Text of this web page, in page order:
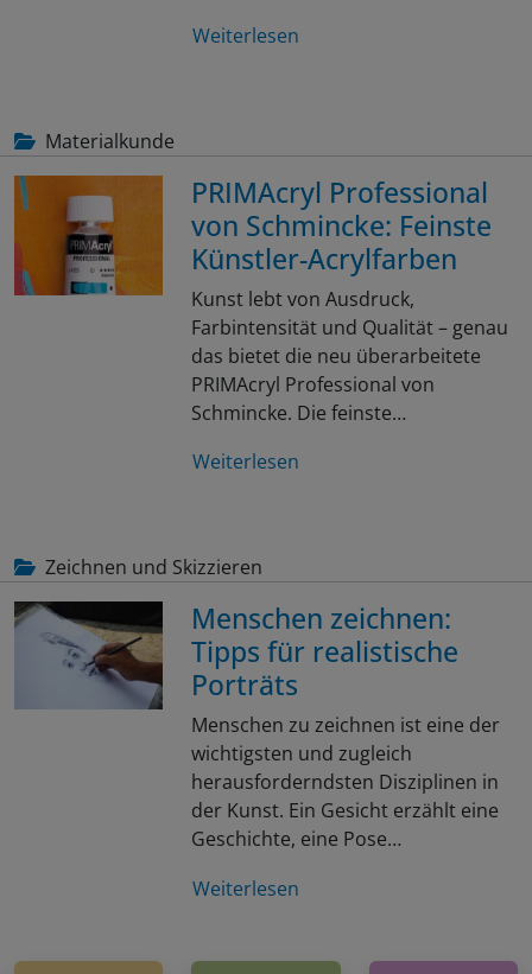
Weiterlesen
Materialkunde
PRIMAcryl Professional
von Schmincke: Feinste
Künstler-Acrylfarben
Kunst lebt von Ausdruck,
Farbintensität und Qualität – genau
das bietet die neu überarbeitete
PRIMAcryl Professional von
Schmincke. Die feinste…
Weiterlesen
Zeichnen und Skizzieren
Menschen zeichnen:
Tipps für realistische
Porträts
Menschen zu zeichnen ist eine der
wichtigsten und zugleich
herausforderndsten Disziplinen in
der Kunst. Ein Gesicht erzählt eine
Geschichte, eine Pose…
Weiterlesen